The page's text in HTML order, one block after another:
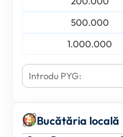
500.000
1.000.000
Bucătăria locală